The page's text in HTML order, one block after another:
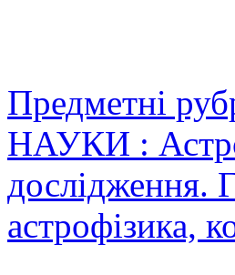
Предметні
НАУКИ :
дослідження.
астрофізика,